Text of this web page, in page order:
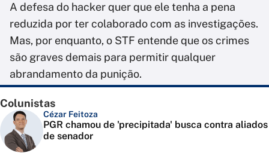
A defesa do hacker quer que ele tenha a pena
reduzida por ter colaborado com as investigações.
Mas, por enquanto, o STF entende que os crimes
são graves demais para permitir qualquer
abrandamento da punição.
Colunistas
Cézar Feitoza
PGR chamou de 'precipitada' busca contra aliados
de senador